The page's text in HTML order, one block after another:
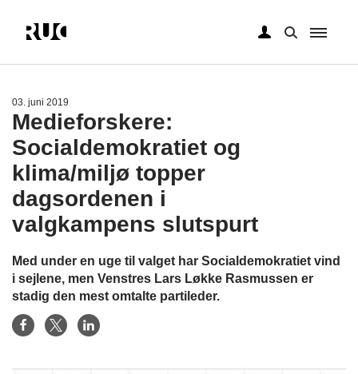
03. juni 2019
Medieforskere:
Socialdemokratiet og
klima/miljø topper
dagsordenen i
valgkampens slutspurt
Med under en uge til valget har Socialdemokratiet vind
i sejlene, men Venstres Lars Løkke Rasmussen er
stadig den mest omtalte partileder.